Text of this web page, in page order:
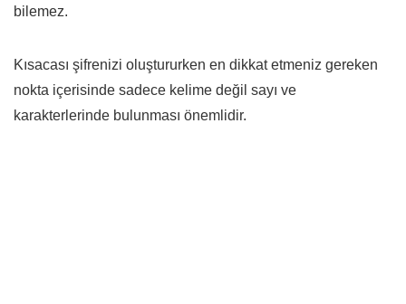
bilemez.
Kısacası şifrenizi oluştururken en dikkat etmeniz gereken
nokta içerisinde sadece kelime değil sayı ve
karakterlerinde bulunması önemlidir.